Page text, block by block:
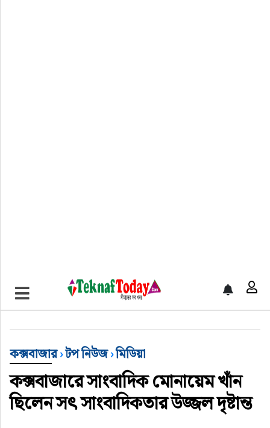
খেলাধুলা
বিনোদন
অর্থ-বানিজ্য
অন্যান্য
কক্সবাজার›টপ নিউজ›মিডিয়া
কক্সবাজারে সাংবাদিক মোনায়েম খাঁন
ছিলেন সৎ সাংবাদিকতার উজ্জল দৃষ্টান্ত